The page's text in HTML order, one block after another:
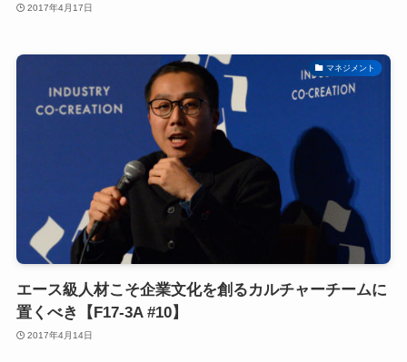
2017年4月17日
マネジメント
エース級人材こそ企業文化を創るカルチャーチームに
置くべき【F17-3A #10】
2017年4月14日